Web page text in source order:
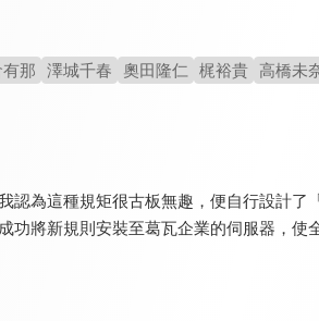
8.0
TRIBE NINE
全 12 集
格萊普
全 13 集
那 澤城千春 奧田隆仁 梶裕貴 高橋未
為這種規矩很古板無趣，便自行設計了
將新規則安裝至葛瓦企業的伺服器，使